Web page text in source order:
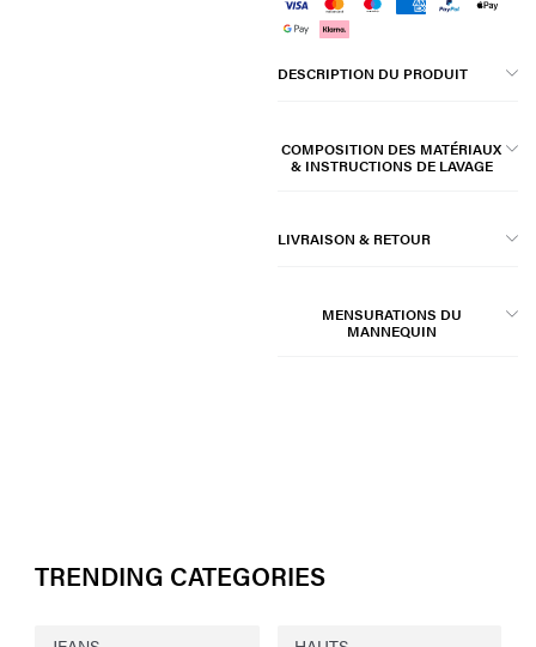
DESCRIPTION DU PRODUIT
COMPOSITION DES MATÉRIAUX
& INSTRUCTIONS DE LAVAGE
LIVRAISON & RETOUR
MENSURATIONS DU
MANNEQUIN
TRENDING CATEGORIES